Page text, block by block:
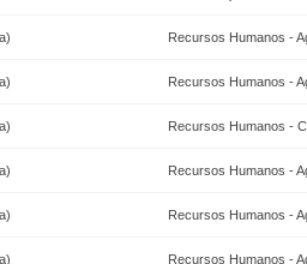
Recursos Humanos -
Recursos Humanos -
Recursos Humanos -
Recursos Humanos -
Recursos Humanos -
Recursos Humanos -